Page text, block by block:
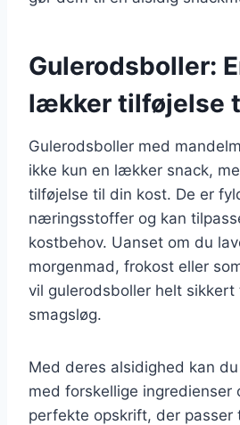
Gulerodsboller:
lækker tilføjelse
Gulerodsboller med
ikke kun en lækker snack,
tilføjelse til din kost. De er
næringsstoffer og kan
kostbehov. Uanset om du
morgenmad, frokost eller
vil gulerodsboller helt
smagsløg.
Med deres alsidighed kan
med forskellige ingredienser
perfekte opskrift, der passer